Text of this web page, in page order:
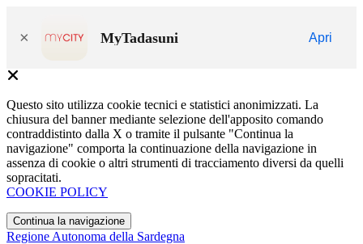
× MyTadasuni Apri
Questo sito utilizza cookie tecnici e statistici anonimizzati. La
chiusura del banner mediante selezione dell'apposito comando
contraddistinto dalla X o tramite il pulsante "Continua la
navigazione" comporta la continuazione della navigazione in
assenza di cookie o altri strumenti di tracciamento diversi da quelli
sopracitati.
COOKIE POLICY
Continua la navigazione
Regione Autonoma della Sardegna